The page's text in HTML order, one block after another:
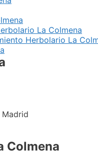
La Colmena
Herbolario La
Madrid
Colmena